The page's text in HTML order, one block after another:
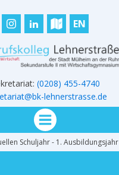
EN
(0208) 455-4740
lehnerstrasse.de
Schuljahr - 1. Ausbildungsjahr